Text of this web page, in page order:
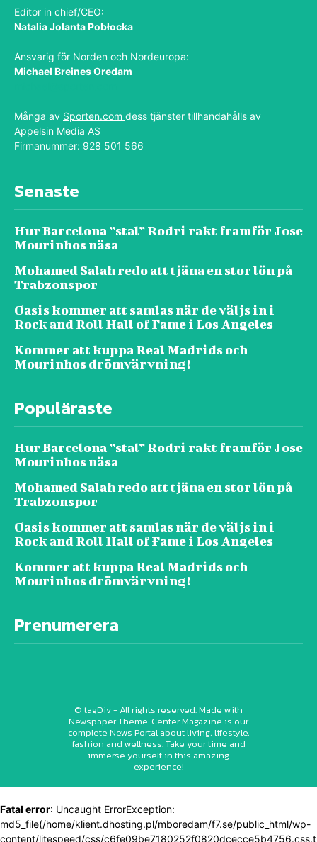
Editor in chief/CEO:
Natalia Jolanta Pobłocka
Ansvarig för Norden och Nordeuropa:
Michael Breines Oredam
Många av Sporten.com dess tjänster tillhandahålls av
Appelsin Media AS
Firmanummer: 928 501 566
Senaste
Hur Barcelona ”stal” Rodri rakt framför Jose
Mourinhos näsa
Mohamed Salah redo att tjäna en stor lön på
Trabzonspor
Oasis kommer att samlas när de väljs in i
Rock and Roll Hall of Fame i Los Angeles
Kommer att kuppa Real Madrids och
Mourinhos drömvärvning!
Populäraste
Hur Barcelona ”stal” Rodri rakt framför Jose
Mourinhos näsa
Mohamed Salah redo att tjäna en stor lön på
Trabzonspor
Oasis kommer att samlas när de väljs in i
Rock and Roll Hall of Fame i Los Angeles
Kommer att kuppa Real Madrids och
Mourinhos drömvärvning!
Prenumerera
© tagDiv - All rights reserved. Made with
Newspaper Theme. Center Magazine is our
complete News Portal about living, lifestyle,
fashion and wellness. Take your time and
immerse yourself in this amazing
experience!
Fatal error: Uncaught ErrorException:
md5_file(/home/klient.dhosting.pl/mboredam/f7.se/public_html/wp-
content/litespeed/css/